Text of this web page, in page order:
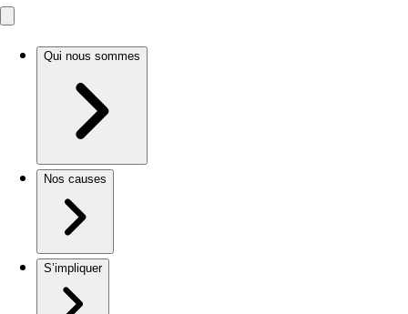
Qui nous sommes
Nos causes
S’impliquer